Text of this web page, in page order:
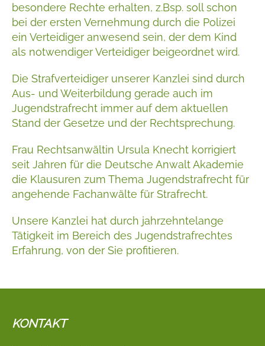
besondere Rechte erhalten, z.Bsp. soll schon
bei der ersten Vernehmung durch die Polizei
ein Verteidiger anwesend sein, der dem Kind
als notwendiger Verteidiger beigeordnet wird.
Die Strafverteidiger unserer Kanzlei sind durch
Aus- und Weiterbildung gerade auch im
Jugendstrafrecht immer auf dem aktuellen
Stand der Gesetze und der Rechtsprechung.
Frau Rechtsanwältin Ursula Knecht korrigiert
seit Jahren für die Deutsche Anwalt Akademie
die Klausuren zum Thema Jugendstrafrecht für
angehende Fachanwälte für Strafrecht.
Unsere Kanzlei hat durch jahrzehntelange
Tätigkeit im Bereich des Jugendstrafrechtes
Erfahrung, von der Sie profitieren.
KONTAKT